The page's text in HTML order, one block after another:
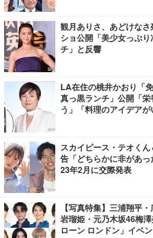
観月ありさ、あどけな
ショ公開「美少女っぷ
チ」と反響
LA在住の桃井かおり「
真っ黒ランチ」公開「
う」「料理のアイデア
スカイピース・テオく
告「どちらかに非があ
23年2月に交際発表
【写真特集】三浦翔平
岩瑠姫・元乃木坂46梅
ローン ロンドン」イベ